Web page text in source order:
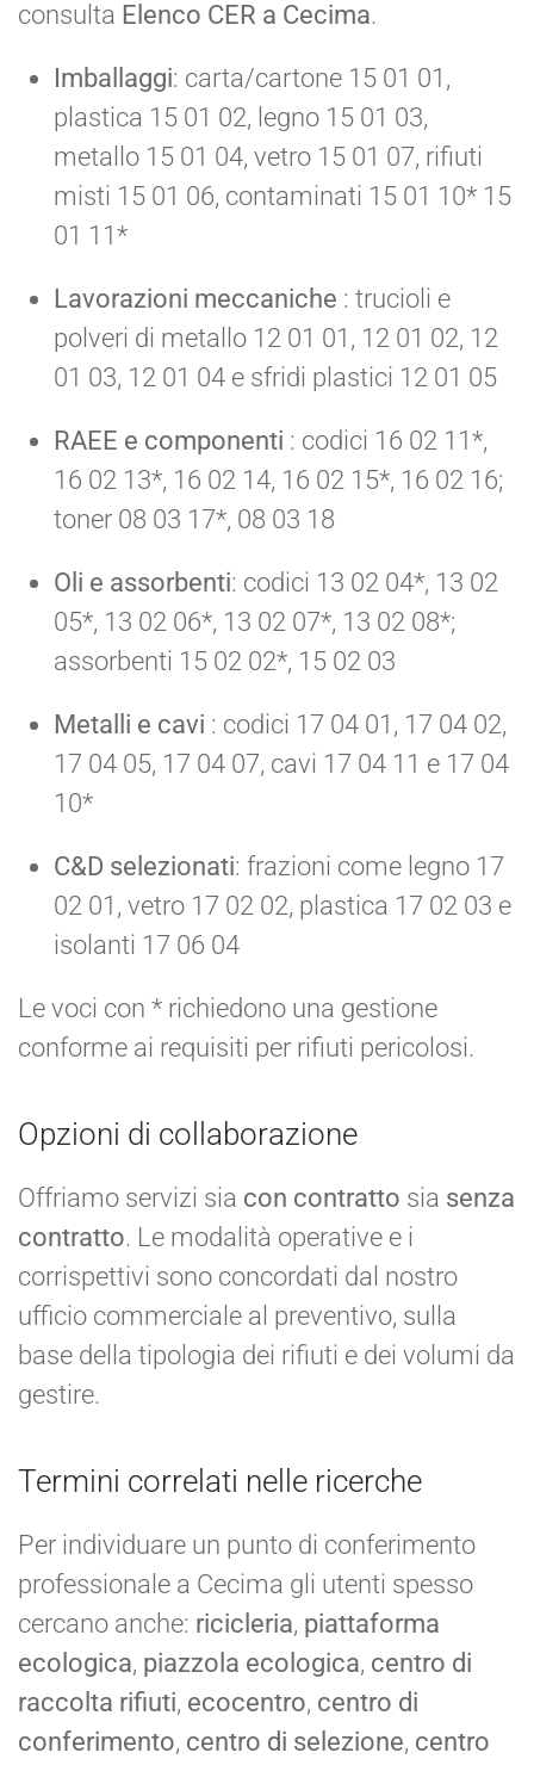
consulta Elenco CER a Cecima.
Imballaggi: carta/cartone 15 01 01,
plastica 15 01 02, legno 15 01 03,
metallo 15 01 04, vetro 15 01 07, rifiuti
misti 15 01 06, contaminati 15 01 10* 15
01 11*
Lavorazioni meccaniche : trucioli e
polveri di metallo 12 01 01, 12 01 02, 12
01 03, 12 01 04 e sfridi plastici 12 01 05
RAEE e componenti : codici 16 02 11*,
16 02 13*, 16 02 14, 16 02 15*, 16 02 16;
toner 08 03 17*, 08 03 18
Oli e assorbenti: codici 13 02 04*, 13 02
05*, 13 02 06*, 13 02 07*, 13 02 08*;
assorbenti 15 02 02*, 15 02 03
Metalli e cavi : codici 17 04 01, 17 04 02,
17 04 05, 17 04 07, cavi 17 04 11 e 17 04
10*
C&D selezionati: frazioni come legno 17
02 01, vetro 17 02 02, plastica 17 02 03 e
isolanti 17 06 04
Le voci con * richiedono una gestione
conforme ai requisiti per rifiuti pericolosi.
Opzioni di collaborazione
Offriamo servizi sia con contratto sia senza
contratto. Le modalità operative e i
corrispettivi sono concordati dal nostro
ufficio commerciale al preventivo, sulla
base della tipologia dei rifiuti e dei volumi da
gestire.
Termini correlati nelle ricerche
Per individuare un punto di conferimento
professionale a Cecima gli utenti spesso
cercano anche: ricicleria, piattaforma
ecologica, piazzola ecologica, centro di
raccolta rifiuti, ecocentro, centro di
conferimento, centro di selezione, centro